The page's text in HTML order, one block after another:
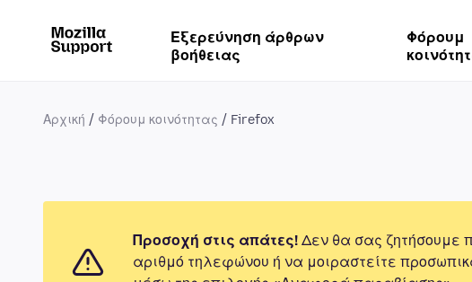
Εξερεύνηση άρθρων
βοήθειας
Φόρουμ
Αρχική Φόρουμ κοινότητας Firefox
Προσοχή στις απάτες! Δεν θα σας ζητήσουμε
αριθμό τηλεφώνου ή να μοιραστείτε